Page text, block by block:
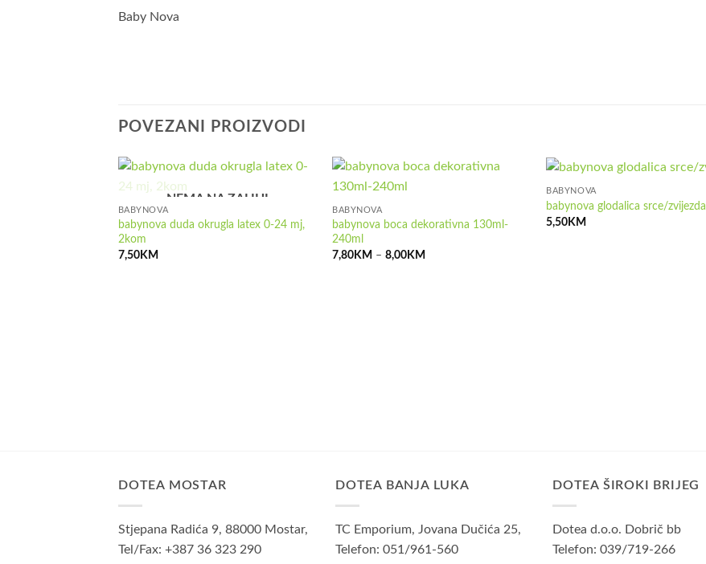
Baby Nova
POVEZANI PROIZVODI
NEMA NA ZALIHI
BABYNOVA
babynova duda okrugla latex 0-24 mj,
2kom
7,50KM
BABYNOVA
babynova boca dekorativna 130ml-
240ml
7,80 KM – 8,00 KMRaspon
BABYNOVA
babynova glodalica srce/zvijezda
5,50 KM
DOTEA MOSTAR
Stjepana Radića 9, 88000 Mostar,
Tel/Fax: +387 36 323 290
DOTEA BANJA LUKA
TC Emporium, Jovana Dučića 25,
Telefon: 051/961-560
DOTEA ŠIROKI BRIJEG
Dotea d.o.o. Dobrič bb
Telefon: 039/719-266